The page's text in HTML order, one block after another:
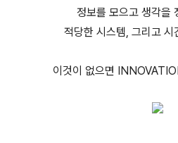
정보를 모으고 생각을
적당한 시스템, 그리고 시
이것이 없으면